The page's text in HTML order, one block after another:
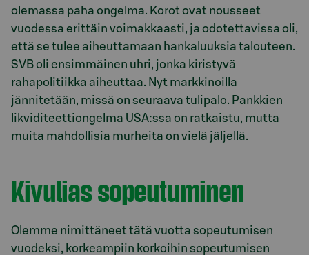
olemassa paha ongelma. Korot ovat nousseet
vuodessa erittäin voimakkaasti, ja odotettavissa oli,
että se tulee aiheuttamaan hankaluuksia talouteen.
SVB oli ensimmäinen uhri, jonka kiristyvä
rahapolitiikka aiheuttaa. Nyt markkinoilla
jännitetään, missä on seuraava tulipalo. Pankkien
likviditeettiongelma USA:ssa on ratkaistu, mutta
muita mahdollisia murheita on vielä jäljellä.
Kivulias sopeutuminen
Olemme nimittäneet tätä vuotta sopeutumisen
vuodeksi, korkeampiin korkoihin sopeutumisen